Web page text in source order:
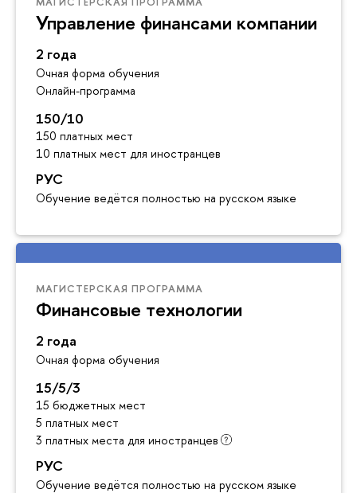
Управление финансами компании
2 года
Очная форма обучения
Онлайн-программа
150/10
150 платных мест
10 платных мест для иностранцев
РУС
Обучение ведётся полностью на русском языке
МАГИСТЕРСКАЯ ПРОГРАММА
Финансовые технологии
2 года
Очная форма обучения
15/5/3
15 бюджетных мест
5 платных мест
3 платных места для иностранцев
РУС
Обучение ведётся полностью на русском языке